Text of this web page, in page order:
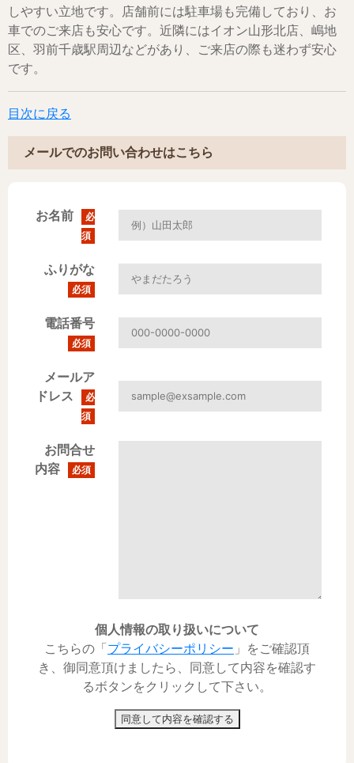
しやすい立地です。店舗前には駐車場も完備しており、お
車でのご来店も安心です。近隣にはイオン山形北店、嶋地
区、羽前千歳駅周辺などがあり、ご来店の際も迷わず安心
です。
目次に戻る
メールでのお問い合わせはこちら
お名前
必
須
ふりがな
必須
電話番号
必須
メールア
ドレス
必
須
お問合せ
内容
必須
個人情報の取り扱いについて
こちらの「 プライバシーポリシー 」をご確認頂
き、御同意頂けましたら、同意して内容を確認す
るボタンをクリックして下さい。
同意して内容を確認する